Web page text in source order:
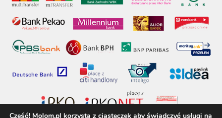
Cześć! Molom.pl korzysta z ciasteczek aby świadczyć usługi na